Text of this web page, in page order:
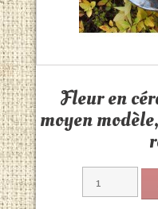
Fleur en
moyen